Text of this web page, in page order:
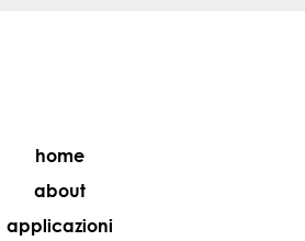
home
about
applicazioni